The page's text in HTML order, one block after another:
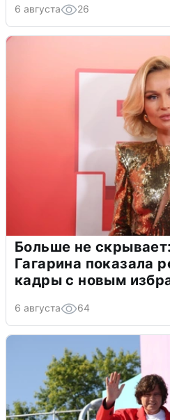
6 августа 26
Больше не
Гагарина показала
кадры с новым
6 августа 64